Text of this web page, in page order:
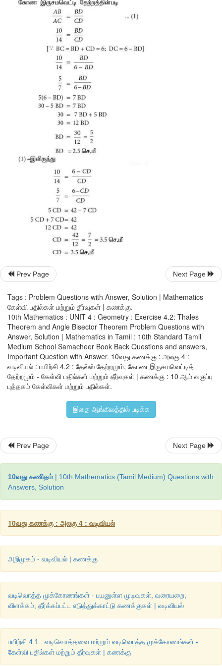
15. அடிப்பக்கம் BC = 5.6 செ.மீ, ∠A = 40° மற்றும் ∠A
-யின்
அடிப்பக்கம் BC -ஐ CD = 4 செ.மீ என D
ABC வரைக.
Prev Page Next Page
Tags : Problem Questions with Answer, Solution | Mathematics
கேள்வி பதில்கள் மற்றும் தீர்வுகள் | கணக்கு.
10th Mathematics : UNIT 4 : Geometry : Exercise 4.2: Thales
Theorem and Angle Bisector Theorem Problem Questions with
Answer, Solution | Mathematics in Tamil : 10th Standard Tamil
Medium School Samacheer Book Back Questions and answers,
Important Question with Answer. 10வது கணக்கு : அலகு 4 :
வடிவியல் : பயிற்சி 4.2 : தேல்ஸ் தேற்றமும், கோண இருசமவெட்டித்
தேற்றமும் - கேள்வி பதில்கள் மற்றும் தீர்வுகள் | கணக்கு : 10 ஆம் வகுப்பு
புத்தகம் கேள்விகள் மற்றும் பதில்கள்.
இதை ஆங்கிலத்தில் படிக்க
Prev Page Next Page
10வது கணிதம் | 10th Mathematics (Tamil Medium) Questions with
Answers, Solution
10வது கணக்கு : அலகு 4 : வடிவியல்
அறிமுகம் - வடிவியல் | கணக்கு
வடிவொத்த முக்கோணங்கள் - பயனுள்ள முடிவுகள், வரையறை,
விளக்கம், தீர்க்கப்பட்ட எடுத்துக்காட்டு கணக்குகள் | வடிவியல்
பயிற்சி 4.1 : வடிவொத்தவை மற்றும் வடிவொத்த முக்கோணங்கள் -
கேள்வி பதில்கள் மற்றும் தீர்வுகள் | கணக்கு